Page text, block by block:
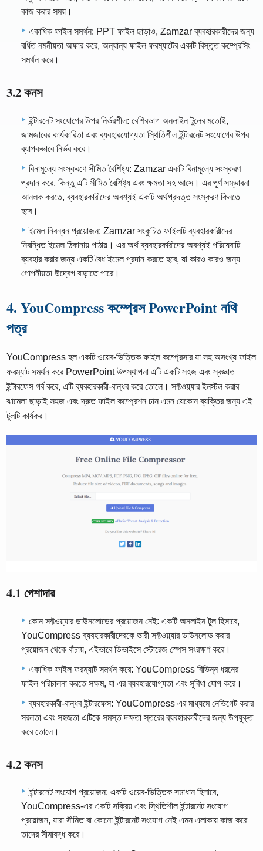
কাজ করার সময়।
একাধিক ফাইল সমর্থন: PPT ফাইল ছাড়াও, Zamzar ব্যবহারকারীদের জন্য
বর্ধিত নমনীয়তা অফার করে, অন্যান্য ফাইল ফরম্যাটের একটি বিস্তৃত কম্প্রেসিং
সমর্থন করে।
3.2 কনস
ইন্টারনেট সংযোগের উপর নির্ভরশীল: বেশিরভাগ অনলাইন টুলের মতোই,
জামজারের কার্যকারিতা এবং ব্যবহারযোগ্যতা স্থিতিশীল ইন্টারনেট সংযোগের উপর
ব্যাপকভাবে নির্ভর করে।
বিনামূল্যে সংস্করণে সীমিত বৈশিষ্ট্য: Zamzar একটি বিনামূল্যে সংস্করণ
প্রদান করে, কিন্তু এটি সীমিত বৈশিষ্ট্য এবং ক্ষমতা সহ আসে। এর পূর্ণ সম্ভাবনা
আনলক করতে, ব্যবহারকারীদের অবশ্যই একটি অর্থপ্রদত্ত সংস্করণ কিনতে
হবে।
ইমেল নিবন্ধন প্রয়োজন: Zamzar সংকুচিত ফাইলটি ব্যবহারকারীদের
নিবন্ধিত ইমেল ঠিকানায় পাঠায়। এর অর্থ ব্যবহারকারীদের অবশ্যই পরিষেবাটি
ব্যবহার করার জন্য একটি বৈধ ইমেল প্রদান করতে হবে, যা কারও কারও জন্য
গোপনীয়তা উদ্বেগ বাড়াতে পারে।
4. YouCompress কম্প্রেস PowerPoint নথি
পত্র
YouCompress হল একটি ওয়েব-ভিত্তিক ফাইল কম্প্রেসার যা সহ অসংখ্য ফাইল
ফরম্যাট সমর্থন করে PowerPoint উপস্থাপনা এটি একটি সহজ এবং স্বজ্ঞাত
ইন্টারফেস গর্ব করে, এটি ব্যবহারকারী-বান্ধব করে তোলে। সফ্টওয়্যার ইনস্টল করার
ঝামেলা ছাড়াই সহজ এবং দ্রুত ফাইল কম্প্রেশন চান এমন যেকোন ব্যক্তির জন্য এই
টুলটি কার্যকর।
4.1 পেশাদার
কোন সফ্টওয়্যার ডাউনলোডের প্রয়োজন নেই: একটি অনলাইন টুল হিসাবে,
YouCompress ব্যবহারকারীদেরকে ভারী সফ্টওয়্যার ডাউনলোড করার
প্রয়োজন থেকে বাঁচায়, এইভাবে ডিভাইসে স্টোরেজ স্পেস সংরক্ষণ করে।
একাধিক ফাইল ফরম্যাট সমর্থন করে: YouCompress বিভিন্ন ধরনের
ফাইল পরিচালনা করতে সক্ষম, যা এর ব্যবহারযোগ্যতা এবং সুবিধা যোগ করে।
ব্যবহারকারী-বান্ধব ইন্টারফেস: YouCompress এর মাধ্যমে নেভিগেট করার
সরলতা এবং সহজতা এটিকে সমস্ত দক্ষতা স্তরের ব্যবহারকারীদের জন্য উপযুক্ত
করে তোলে।
4.2 কনস
ইন্টারনেট সংযোগ প্রয়োজন: একটি ওয়েব-ভিত্তিক সমাধান হিসাবে,
YouCompress-এর একটি সক্রিয় এবং স্থিতিশীল ইন্টারনেট সংযোগ
প্রয়োজন, যারা সীমিত বা কোনো ইন্টারনেট সংযোগ নেই এমন এলাকায় কাজ করে
তাদের সীমাবদ্ধ করে।